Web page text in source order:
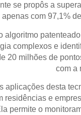
se propôs a
apenas com 97,1%
algoritmo
complexos e
20 milhões de
com a
aplicações desta
residências e
permite o